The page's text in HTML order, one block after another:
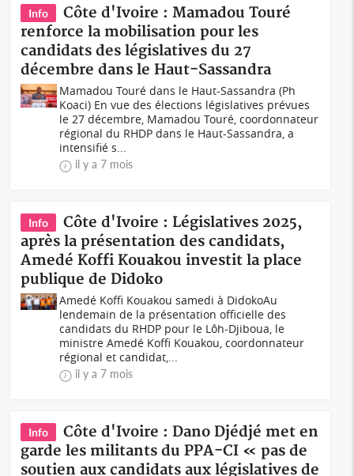
Info
Côte d'Ivoire : Mamadou Touré
renforce la mobilisation pour les
candidats des législatives du 27
décembre dans le Haut-Sassandra
Mamadou Touré dans le Haut-Sassandra (Ph
Koaci) En vue des élections législatives prévues
le 27 décembre, Mamadou Touré, coordonnateur
régional du RHDP dans le Haut-Sassandra, a
intensifié s...
il y a 7 mois
Info
Côte d'Ivoire : Législatives 2025,
après la présentation des candidats,
Amedé Koffi Kouakou investit la place
publique de Didoko
‎Amedé Koffi Kouakou samedi à DidokoAu
lendemain de la présentation officielle des
candidats du RHDP pour le Lôh-Djiboua, le
ministre Amedé Koffi Kouakou, coordonnateur
régional et candidat,...
il y a 7 mois
Info
Côte d'Ivoire : Dano Djédjé met en
garde les militants du PPA-CI « pas de
soutien aux candidats aux législatives de